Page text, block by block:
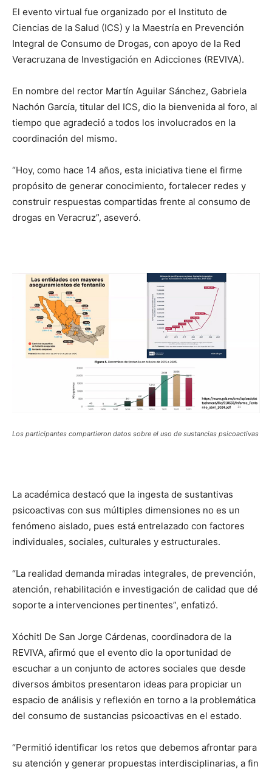
El evento virtual fue organizado por el Instituto de
Ciencias de la Salud (ICS) y la Maestría en Prevención
Integral de Consumo de Drogas, con apoyo de la Red
Veracruzana de Investigación en Adicciones (REVIVA).
En nombre del rector Martín Aguilar Sánchez, Gabriela
Nachón García, titular del ICS, dio la bienvenida al foro, al
tiempo que agradeció a todos los involucrados en la
coordinación del mismo.
“Hoy, como hace 14 años, esta iniciativa tiene el firme
propósito de generar conocimiento, fortalecer redes y
construir respuestas compartidas frente al consumo de
drogas en Veracruz”, aseveró.
Los participantes compartieron datos sobre el uso de sustancias psicoactivas
La académica destacó que la ingesta de sustantivas
psicoactivas con sus múltiples dimensiones no es un
fenómeno aislado, pues está entrelazado con factores
individuales, sociales, culturales y estructurales.
“La realidad demanda miradas integrales, de prevención,
atención, rehabilitación e investigación de calidad que dé
soporte a intervenciones pertinentes”, enfatizó.
Xóchitl De San Jorge Cárdenas, coordinadora de la
REVIVA, afirmó que el evento dio la oportunidad de
escuchar a un conjunto de actores sociales que desde
diversos ámbitos presentaron ideas para propiciar un
espacio de análisis y reflexión en torno a la problemática
del consumo de sustancias psicoactivas en el estado.
“Permitió identificar los retos que debemos afrontar para
su atención y generar propuestas interdisciplinarias, a fin